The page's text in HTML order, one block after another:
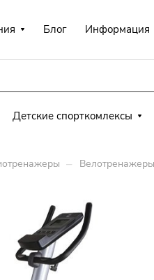
Блог Информация
Детские спорткомлексы
– Велотренажеры